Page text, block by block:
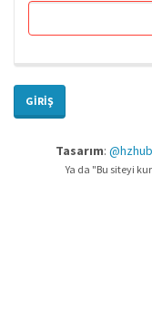
GIRIŞ
Tasarım:
Ya da "Bu siteyi